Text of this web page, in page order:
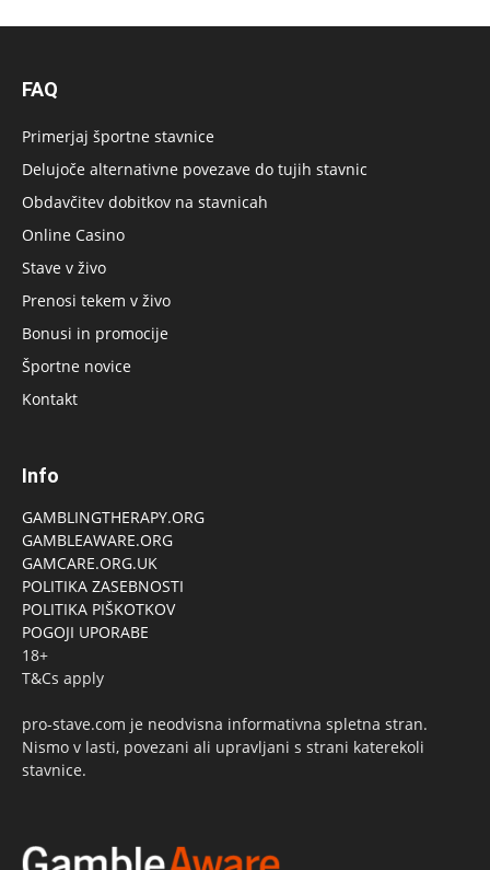
FAQ
Primerjaj športne stavnice
Delujoče alternativne povezave do tujih stavnic
Obdavčitev dobitkov na stavnicah
Online Casino
Stave v živo
Prenosi tekem v živo
Bonusi in promocije
Športne novice
Kontakt
Info
GAMBLINGTHERAPY.ORG
GAMBLEAWARE.ORG
GAMCARE.ORG.UK
POLITIKA ZASEBNOSTI
POLITIKA PIŠKOTKOV
POGOJI UPORABE
18+
T&Cs apply
pro-stave.com je neodvisna informativna spletna stran.
Nismo v lasti, povezani ali upravljani s strani katerekoli
stavnice.